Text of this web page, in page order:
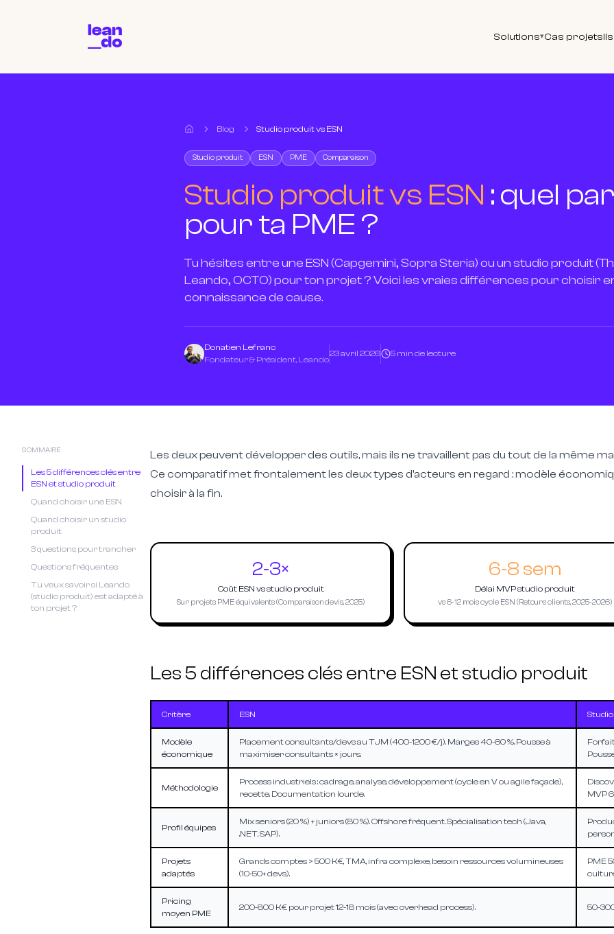
Solutions▾Cas projets
Accueil
Blog Studio produit vs ESN
Studio produit ESN PME Comparaison
Studio produit vs ESN : quel
pour ta PME ?
Tu hésites entre une ESN (Capgemini, Sopra Steria) ou un studio produit
Leando, OCTO) pour ton projet ? Voici les vraies différences pour choisir
connaissance de cause.
Donatien Lefranc
Fondateur & Président, Leando
23 avril 2026 5 min de lecture
SOMMAIRE
Les 5 différences clés entre
ESN et studio produit
Quand choisir une ESN
Quand choisir un studio
produit
3 questions pour trancher
Questions fréquentes
Tu veux savoir si Leando
(studio produit) est adapté à
ton projet ?
Les deux peuvent développer des outils, mais ils ne travaillent pas du tout de la même
Ce comparatif met frontalement les deux types d'acteurs en regard : modèle
choisir à la fin.
2-3×
Coût ESN vs studio produit
Sur projets PME équivalents (Comparaison devis, 2025)
6-8 sem
Délai MVP studio produit
vs 6-12 mois cycle ESN (Retours clients, 2025-2026)
Les 5 différences clés entre ESN et studio produit
Critère ESN
Modèle
économique
Placement consultants/devs au TJM (400-1200 €/j). Marges 40-60 %. Pousse à
maximiser consultants × jours.
Méthodologie
Process industriels : cadrage, analyse, développement (cycle en V ou agile façade),
recette. Documentation lourde.
MVP
Profil équipes
Mix seniors (20 %) + juniors (80 %). Offshore fréquent. Spécialisation tech (Java,
.NET, SAP).
Projets
adaptés
Grands comptes > 500 K€, TMA, infra complexe, besoin ressources volumineuses
(10-50+ devs).
PME
Pricing
moyen PME
200-800 K€ pour projet 12-18 mois (avec overhead process). 50-